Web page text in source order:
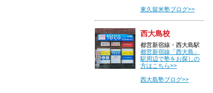
東久留米塾ブログ>>
西大島校
都営新宿線・西大島駅
都営新宿線「西大島」
駅周辺で塾をお探しの
方はこちら>>
西大島塾ブログ>>